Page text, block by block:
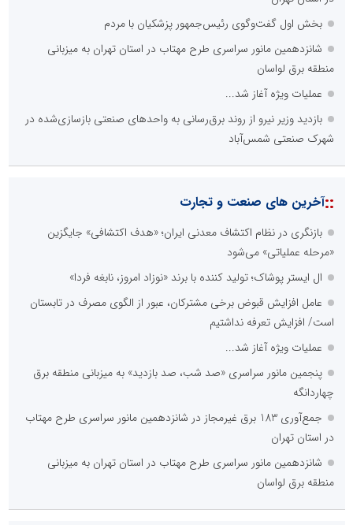
بخش اول گفت‌وگوی رئیس‌جمهور پزشکیان با مردم
شانزدهمین مانور سراسری طرح مهتاب در استان تهران به میزبانی
منطقه برق لواسان
عملیات ویژه آغاز شد...
بازدید وزیر نیرو از روند برق‌رسانی به واحدهای صنعتی بازسازی‌شده در
شهرک صنعتی شمس‌آباد
::آخرین های صنعت و تجارت
بازنگری در نظام اکتشاف معدنی ایران؛ «هدف اکتشافی» جایگزین
«مرحله عملیاتی» می‌شود
ال ایستر پوشاک؛ تولید کننده با برند «نوزاد امروز، نابغه فردا»
عامل افزایش قبوض برخی مشترکان، عبور از الگوی مصرف در تابستان
است/ افزایش تعرفه نداشتیم
عملیات ویژه آغاز شد...
پنجمین مانور سراسری «صد شب، صد بازدید» به میزبانی منطقه برق
چهاردانگه
جمع‌آوری 183 برق غیرمجاز در شانزدهمین مانور سراسری طرح مهتاب
در استان تهران
شانزدهمین مانور سراسری طرح مهتاب در استان تهران به میزبانی
منطقه برق لواسان